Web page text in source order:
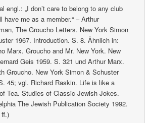
engl.: „I don’t care to belong to any club
have me as a member.“ – Arthur
The Groucho Letters. New York Simon
1967. Introduction. S. 8. Ähnlich in:
Marx. Groucho and Mr. New York. New
Geis 1959. S. 321 und Arthur Marx.
Groucho. New York Simon & Schuster
45; vgl. Richard Raskin. Life is like a
Tea. Studies of Classic Jewish Jokes.
The Jewish Publication Society 1992.